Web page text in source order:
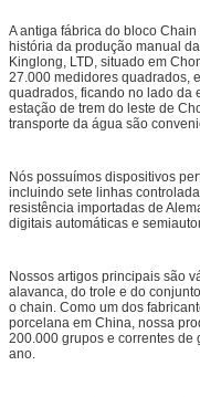
A antiga fábrica do bloco
história da produção manual
Kinglong, LTD, situado em
27.000 medidores quadrados,
quadrados, ficando no lado da
estação de trem do leste de
transporte da água são
Nós possuímos dispositivos
incluindo sete linhas
resistência importadas de
digitais automáticas e
Nossos artigos principais são
alavanca, do trole e do
o chain. Como um dos
porcelana em China, nossa
200.000 grupos e correntes de
ano.